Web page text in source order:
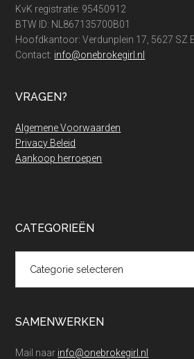
KvK registratie: 95450912
BTW ID: NL867135700B01
Hoofdkantoor: Verdunplein 17, 5627 SZ
Contact: info@onebrokegirl.nl
VRAGEN?
Algemene Voorwaarden
Privacy Beleid
Aankoop herroepen
CATEGORIEËN
SAMENWERKEN
Mail naar info@onebrokegirl.nl